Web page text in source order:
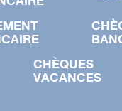
CHÈQUES
VACANCES